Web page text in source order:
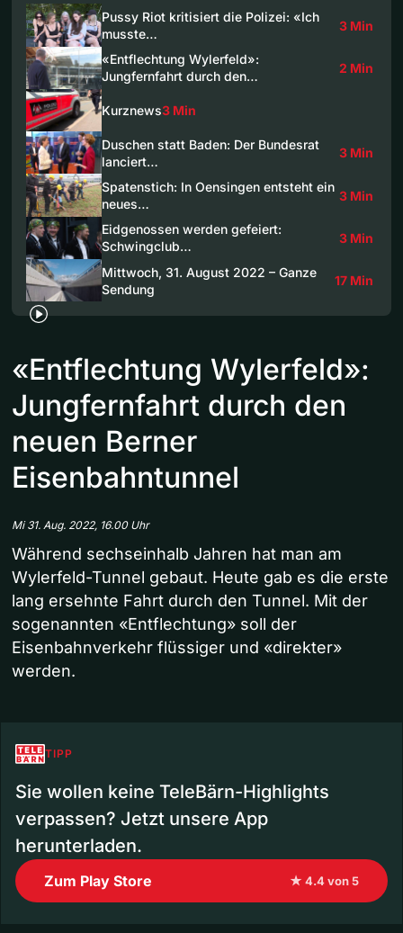
Pussy Riot kritisiert die Polizei: «Ich
musste…
3 Min
«Entflechtung Wylerfeld»:
Jungfernfahrt durch den…
2 Min
Kurznews3 Min
Duschen statt Baden: Der Bundesrat
lanciert…
3 Min
Spatenstich: In Oensingen entsteht ein
neues…
3 Min
Eidgenossen werden gefeiert:
Schwingclub…
3 Min
Mittwoch, 31. August 2022 – Ganze
Sendung
17 Min
«Entflechtung Wylerfeld»:
Jungfernfahrt durch den
neuen Berner
Eisenbahntunnel
Mi 31. Aug. 2022, 16.00 Uhr
Während sechseinhalb Jahren hat man am
Wylerfeld-Tunnel gebaut. Heute gab es die erste
lang ersehnte Fahrt durch den Tunnel. Mit der
sogenannten «Entflechtung» soll der
Eisenbahnverkehr flüssiger und «direkter»
werden.
TIPP
Sie wollen keine TeleBärn-Highlights
verpassen? Jetzt unsere App
herunterladen.
Zum Play Store ★ 4.4 von 5